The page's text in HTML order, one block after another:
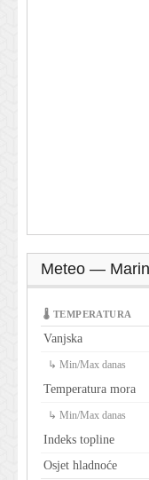
Meteo —
🌡 TEMPERATURA
Vanjska
↳ Min/Max danas
Temperatura mora
↳ Min/Max danas
Indeks topline
Osjet hladnoće